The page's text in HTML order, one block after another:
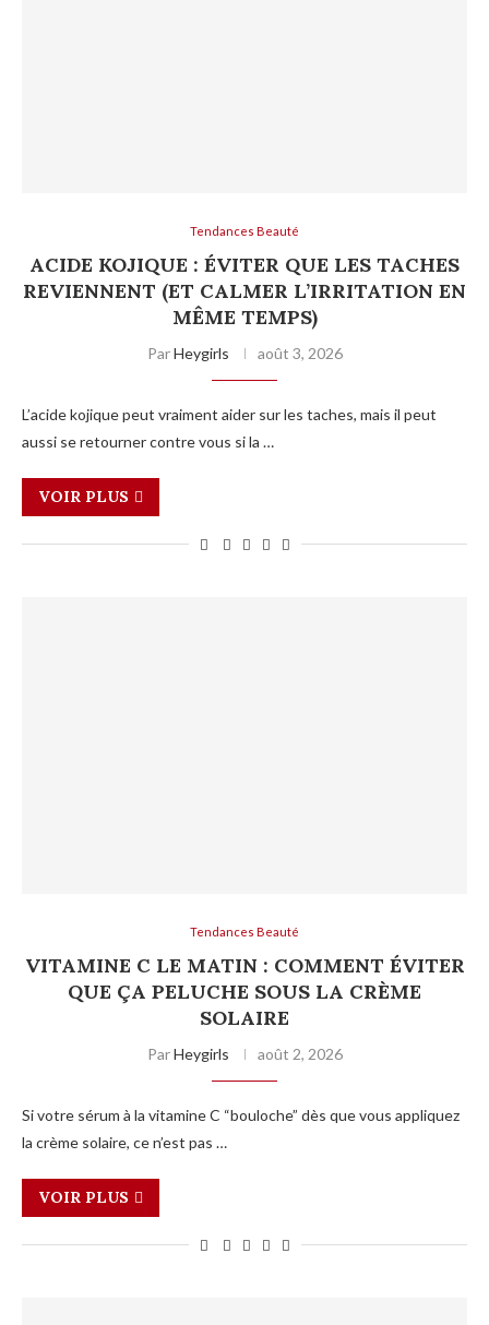
Tendances Beauté
ACIDE KOJIQUE : ÉVITER QUE LES TACHES
REVIENNENT (ET CALMER L’IRRITATION EN
MÊME TEMPS)
ParHeygirls août 3, 2026
L’acide kojique peut vraiment aider sur les taches, mais il peut
aussi se retourner contre vous si la …
VOIR PLUS
Tendances Beauté
VITAMINE C LE MATIN : COMMENT ÉVITER
QUE ÇA PELUCHE SOUS LA CRÈME
SOLAIRE
ParHeygirls août 2, 2026
Si votre sérum à la vitamine C “bouloche” dès que vous appliquez
la crème solaire, ce n’est pas …
VOIR PLUS